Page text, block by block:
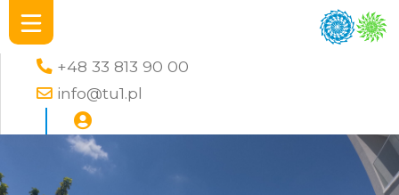
+48 33 813 90 00
info@tu1.pl